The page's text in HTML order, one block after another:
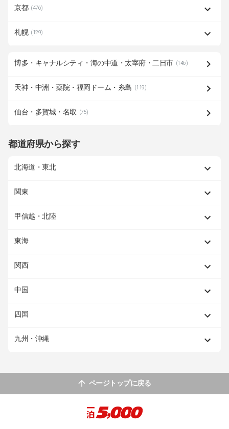
京都 (476)
札幌 (129)
博多・キャナルシティ・海の中道・太宰府・二日市 (146)
天神・中洲・薬院・福岡ドーム・糸島 (119)
仙台・多賀城・名取 (75)
都道府県から探す
北海道・東北
関東
甲信越・北陸
東海
関西
中国
四国
九州・沖縄
ページトップに戻る